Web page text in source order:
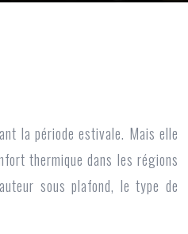
la période estivale. Mais elle
thermique dans les régions
sous plafond, le type de